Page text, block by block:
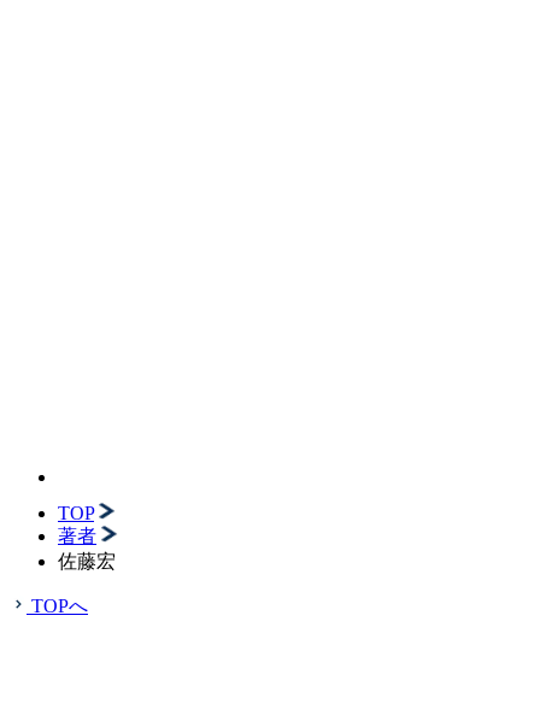
TOP
著者
佐藤宏
TOPへ